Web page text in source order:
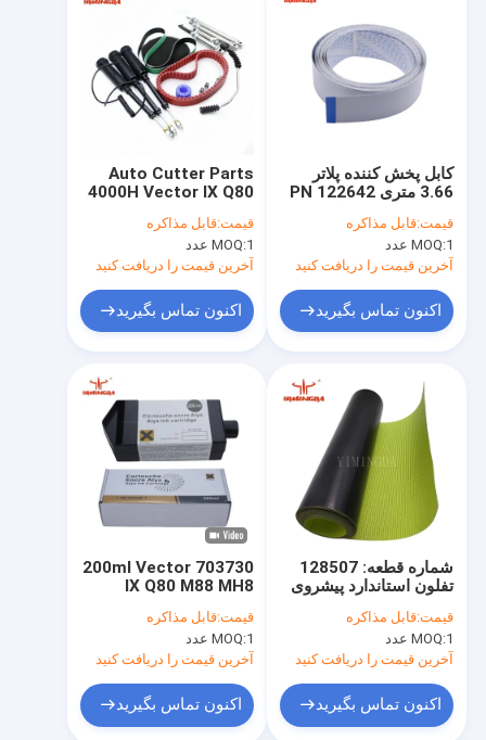
محصولات
درباره ما
تور کارخانه
با ما تماس بگیرید
اخبار
پرونده ها
Auto Cutter Parts
4000H Vector IX Q80
704256 704248
Maintenance Kit
قیمت:قابل مذاکره
MOQ:1 عدد
آخرین قیمت را دریافت کنید
اکنون تماس بگیرید
کابل پخش کننده پلاتر
3.66 متری PN 122642
قیمت:قابل مذاکره
MOQ:1 عدد
آخرین قیمت را دریافت کنید
اکنون تماس بگیرید
703730 200ml Vector
IX Q80 M88 MH8
Cartridge
قیمت:قابل مذاکره
MOQ:1 عدد
آخرین قیمت را دریافت کنید
اکنون تماس بگیرید
شماره قطعه: 128507
تفلون استاندارد پیشروی
Q80، IX ماشین برش
خودکار
قیمت:قابل مذاکره
MOQ:1 عدد
آخرین قیمت را دریافت کنید
اکنون تماس بگیرید